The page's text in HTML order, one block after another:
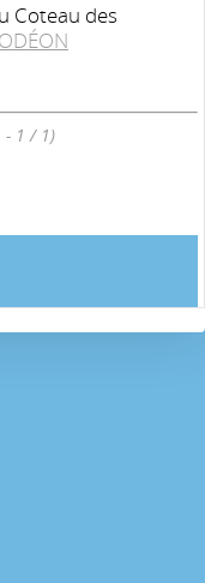
Coteau des
- 1 / 1)